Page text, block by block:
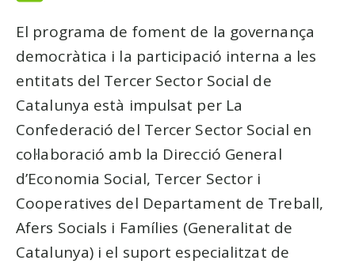
El programa de foment de la governança
democràtica i la participació interna a les
entitats del Tercer Sector Social de
Catalunya està impulsat per La
Confederació del Tercer Sector Social en
col·laboració amb la Direcció General
d’Economia Social, Tercer Sector i
Cooperatives del Departament de Treball,
Afers Socials i Famílies (Generalitat de
Catalunya) i el suport especialitzat de